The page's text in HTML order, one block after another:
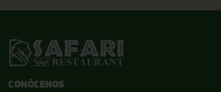
Conócenos